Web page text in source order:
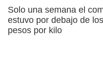
Solo una semana el
estuvo por debajo de
pesos por kilo